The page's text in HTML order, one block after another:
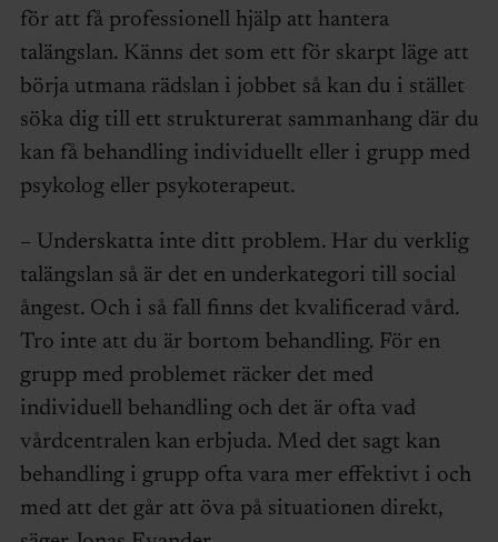
för att få professionell hjälp att hantera
talängslan. Känns det som ett för skarpt läge att
börja utmana rädslan i jobbet så kan du i stället
söka dig till ett strukturerat sammanhang där du
kan få behandling individuellt eller i grupp med
psykolog eller psykoterapeut.
– Underskatta inte ditt problem. Har du verklig
talängslan så är det en underkategori till social
ångest. Och i så fall finns det kvalificerad vård.
Tro inte att du är bortom behandling. För en
grupp med problemet räcker det med
individuell behandling och det är ofta vad
vårdcentralen kan erbjuda. Med det sagt kan
behandling i grupp ofta vara mer effektivt i och
med att det går att öva på situationen direkt,